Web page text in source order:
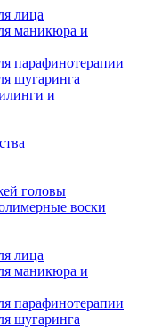
лица
маникюра и
парафинотерапии
шугаринга
и
головы
воски
лица
маникюра и
парафинотерапии
шугаринга